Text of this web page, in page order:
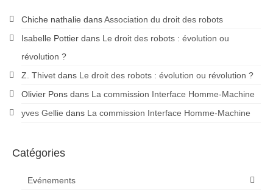
Chiche nathalie dansAssociation du droit des robots
Isabelle Pottier dans Le droit des robots : évolution ou
révolution ?
Z. Thivet dans Le droit des robots : évolution ou révolution ?
Olivier Pons dans La commission Interface Homme-Machine
yves Gellie dans La commission Interface Homme-Machine
Catégories
Evénements